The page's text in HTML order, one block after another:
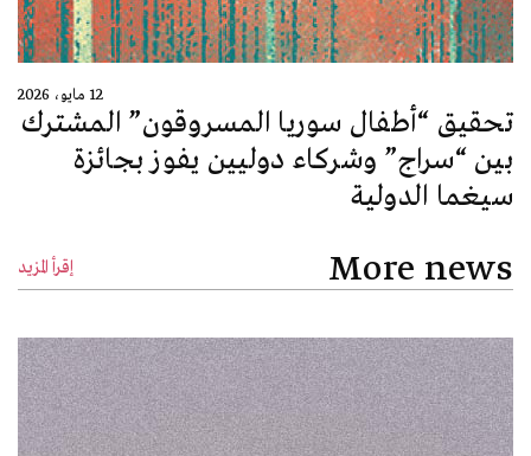
12 مايو، 2026
تحقيق “أطفال سوريا المسروقون” المشترك
بين “سراج” وشركاء دوليين يفوز بجائزة
سيغما الدولية
More news إقرأ المزيد